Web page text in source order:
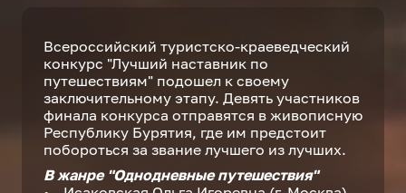
Всероссийский туристско-краеведческий
конкурс "Лучший наставник по
путешествиям" подошел к своему
заключительному этапу. Девять участников
финала конкурса отправятся в живописную
Республику Бурятия, где им предстоит
побороться за звание лучшего из лучших.
В жанре "Однодневные путешествия"